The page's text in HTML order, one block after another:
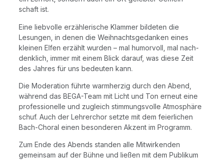
schaft ist.
Eine lieb­vol­le erzäh­le­ri­sche Klam­mer bil­de­ten die
Lesun­gen, in denen die Weih­nachts­ge­dan­ken eines
klei­nen Elfen erzählt wur­den – mal humor­voll, mal nach­
denk­lich, immer mit einem Blick dar­auf, was die­se Zeit
des Jah­res für uns bedeu­ten kann.
Die Mode­ra­ti­on führ­te warm­her­zig durch den Abend,
wäh­rend das BEGA-Team mit Licht und Ton erneut eine
pro­fes­sio­nel­le und zugleich stim­mungs­vol­le Atmo­sphä­re
schuf. Auch der Leh­rer­chor setz­te mit dem fei­er­li­chen
Bach-Cho­ral einen beson­de­ren Akzent im Programm.
Zum Ende des Abends stan­den alle Mit­wir­ken­den
gemein­sam auf der Büh­ne und lie­ßen mit dem Publi­kum